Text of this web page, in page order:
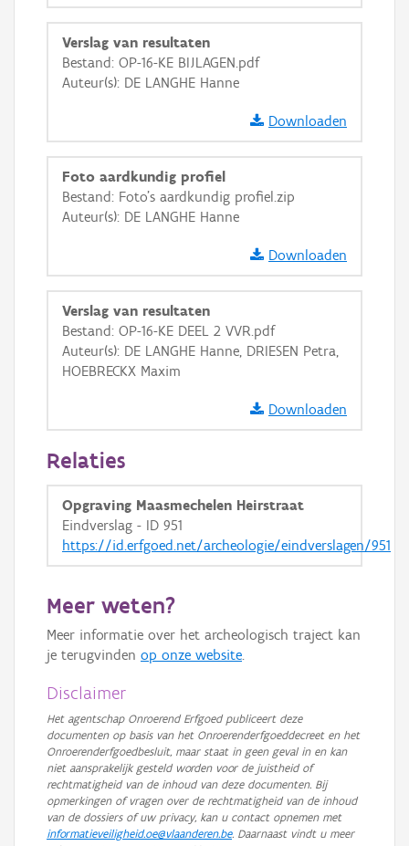
Ortho
GRB-Basiskaart in grijswaarden
Verslag van resultaten
Bestand: OP-16-KE BIJLAGEN.pdf
Auteur(s): DE LANGHE Hanne
Downloaden
Foto aardkundig profiel
Bestand: Foto's aardkundig profiel.zip
Auteur(s): DE LANGHE Hanne
Downloaden
Verslag van resultaten
Bestand: OP-16-KE DEEL 2 VVR.pdf
Auteur(s): DE LANGHE Hanne, DRIESEN Petra,
HOEBRECKX Maxim
Downloaden
Relaties
Opgraving Maasmechelen Heirstraat
Eindverslag - ID 951
https://id.erfgoed.net/archeologie/eindverslagen/951
Meer weten?
Meer informatie over het archeologisch traject kan
je terugvinden op onze website.
Disclaimer
Het agentschap Onroerend Erfgoed publiceert deze
documenten op basis van het Onroerenderfgoeddecreet en het
Onroerenderfgoedbesluit, maar staat in geen geval in en kan
niet aansprakelijk gesteld worden voor de juistheid of
rechtmatigheid van de inhoud van deze documenten. Bij
opmerkingen of vragen over de rechtmatigheid van de inhoud
van de dossiers of uw privacy, kan u contact opnemen met
informatieveiligheid.oe@vlaanderen.be. Daarnaast vindt u meer